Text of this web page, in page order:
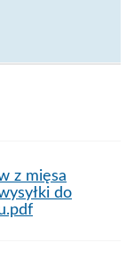
mięsa z trzody
z mięsa
do